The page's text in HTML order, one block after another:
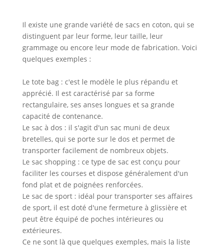
Il existe une grande variété de sacs en coton, qui se
distinguent par leur forme, leur taille, leur
grammage ou encore leur mode de fabrication. Voici
quelques exemples :
Le tote bag : c'est le modèle le plus répandu et
apprécié. Il est caractérisé par sa forme
rectangulaire, ses anses longues et sa grande
capacité de contenance.
Le sac à dos : il s'agit d'un sac muni de deux
bretelles, qui se porte sur le dos et permet de
transporter facilement de nombreux objets.
Le sac shopping : ce type de sac est conçu pour
faciliter les courses et dispose généralement d'un
fond plat et de poignées renforcées.
Le sac de sport : idéal pour transporter ses affaires
de sport, il est doté d'une fermeture à glissière et
peut être équipé de poches intérieures ou
extérieures.
Ce ne sont là que quelques exemples, mais la liste